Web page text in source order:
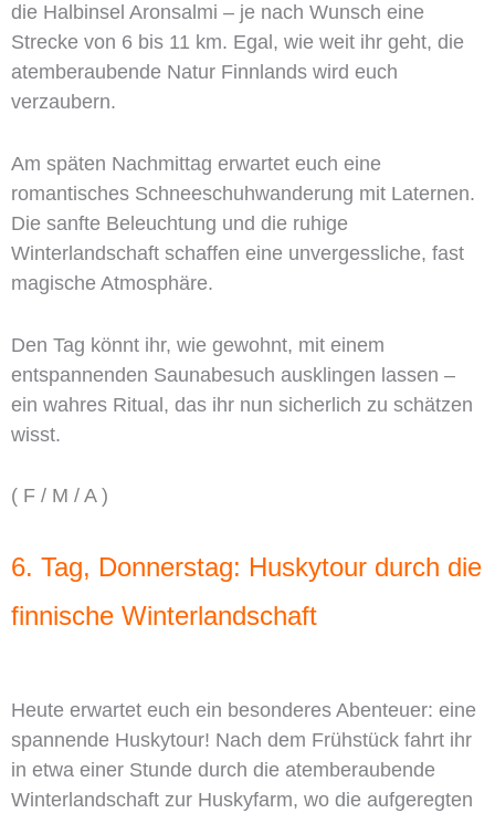
die Halbinsel Aronsalmi – je nach Wunsch eine
Strecke von 6 bis 11 km. Egal, wie weit ihr geht, die
atemberaubende Natur Finnlands wird euch
verzaubern.
Am späten Nachmittag erwartet euch eine
romantisches Schneeschuhwanderung mit Laternen.
Die sanfte Beleuchtung und die ruhige
Winterlandschaft schaffen eine unvergessliche, fast
magische Atmosphäre.
Den Tag könnt ihr, wie gewohnt, mit einem
entspannenden Saunabesuch ausklingen lassen –
ein wahres Ritual, das ihr nun sicherlich zu schätzen
wisst.
( F / M / A )
6. Tag, Donnerstag: Huskytour durch die
finnische Winterlandschaft
Heute erwartet euch ein besonderes Abenteuer: eine
spannende Huskytour! Nach dem Frühstück fahrt ihr
in etwa einer Stunde durch die atemberaubende
Winterlandschaft zur Huskyfarm, wo die aufgeregten